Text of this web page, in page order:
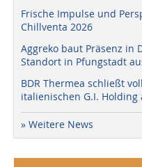
Frische Impulse und
Chillventa 2026
Aggreko baut Präsenz in
Standort in Pfungstadt
BDR Thermea schließt
italienischen G.I. Holding
» Weitere News